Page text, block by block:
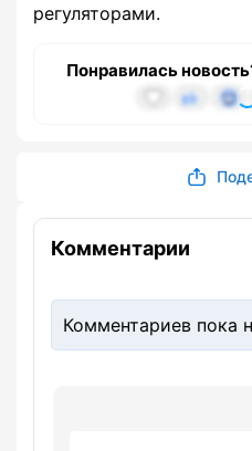
регуляторами.
Понравилась
Комментарии
Комментариев пока